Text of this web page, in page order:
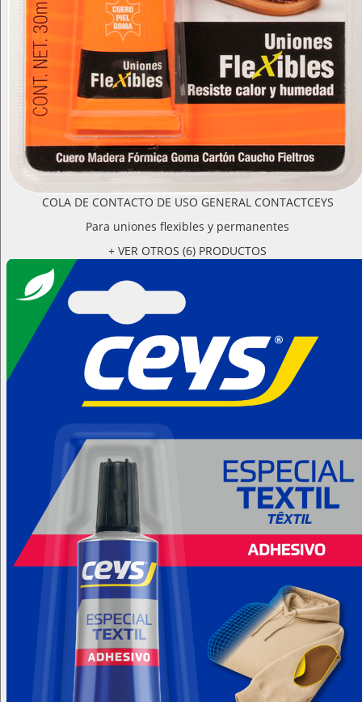
COLA DE CONTACTO DE USO GENERAL CONTACTCEYS
Para uniones flexibles y permanentes
+ VER OTROS (6) PRODUCTOS